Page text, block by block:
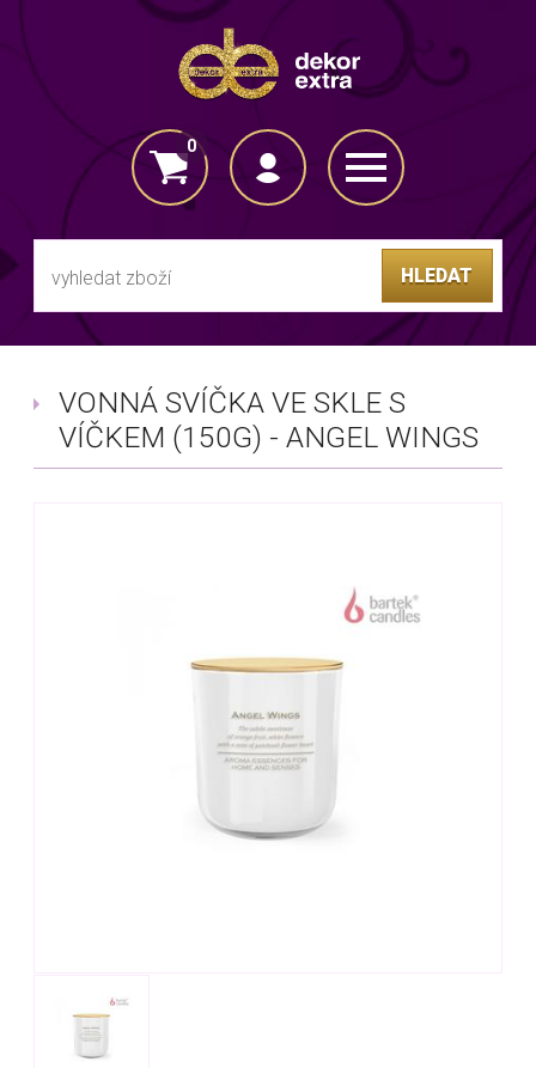
HLEDAT
0
VONNÁ SVÍČKA VE SKLE S
VÍČKEM (150G) - ANGEL WINGS